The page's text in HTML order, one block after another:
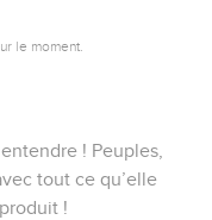
le moment.
! Peuples,
tout ce qu’elle
!